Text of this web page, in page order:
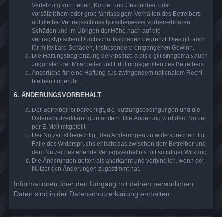
Verletzung von Leben, Körper und Gesundheit oder
vorsätzlichem oder grob fahrlässigem Verhalten des Betreibers
auf die bei Vertragsschluss typischerweise vorhersehbaren
Schäden und im Übrigen der Höhe nach auf die
vertragstypischen Durchschnittsschäden begrenzt. Dies gilt auch
für mittelbare Schäden, insbesondere entgangenen Gewinn.
Die Haftungsbegrenzung der Absätze a bis c gilt sinngemäß auch
zugunsten der Mitarbeiter und Erfüllungsgehilfen des Betreibers.
Ansprüche für eine Haftung aus zwingendem nationalem Recht
bleiben unberührt.
6. ÄNDERUNGSVORBEHALT
Der Betreiber ist berechtigt, die Nutzungsbedingungen und die
Datenschutzerklärung zu ändern. Die Änderung wird dem Nutzer
per E-Mail mitgeteilt.
Der Nutzer ist berechtigt, den Änderungen zu widersprechen. Im
Falle des Widerspruchs erlischt das zwischen dem Betreiber und
dem Nutzer bestehende Vertragsverhältnis mit sofortiger Wirkung.
Die Änderungen gelten als anerkannt und verbindlich, wenn der
Nutzer den Änderungen zugestimmt hat.
Informationen über den Umgang mit deinen persönlichen
Daten sind in der Datenschutzerklärung enthalten.